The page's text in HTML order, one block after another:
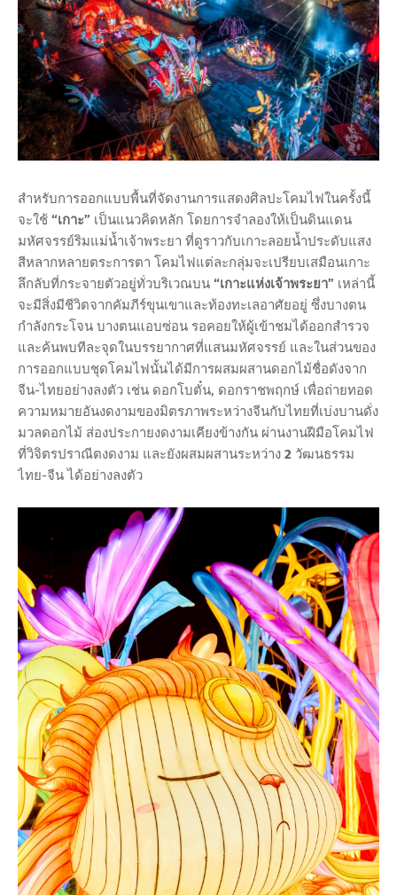
สำหรับการออกแบบพื้นที่จัดงานการแสดงศิลปะโคมไฟในครั้งนี้
จะใช้ “เกาะ” เป็นแนวคิดหลัก โดยการจำลองให้เป็นดินแดน
มหัศจรรย์ริมแม่น้ำเจ้าพระยา ที่ดูราวกับเกาะลอยน้ำประดับแสง
สีหลากหลายตระการตา โคมไฟแต่ละกลุ่มจะเปรียบเสมือนเกาะ
ลึกลับที่กระจายตัวอยู่ทั่วบริเวณบน “เกาะแห่งเจ้าพระยา” เหล่านี้
จะมีสิ่งมีชีวิตจากคัมภีร์ขุนเขาและท้องทะเลอาศัยอยู่ ซึ่งบางตน
กำลังกระโจน บางตนแอบซ่อน รอคอยให้ผู้เข้าชมได้ออกสำรวจ
และค้นพบทีละจุดในบรรยากาศที่แสนมหัศจรรย์ และในส่วนของ
การออกแบบชุดโคมไฟนั้นได้มีการผสมผสานดอกไม้ชื่อดังจาก
จีน-ไทยอย่างลงตัว เช่น ดอกโบตั๋น, ดอกราชพฤกษ์ เพื่อถ่ายทอด
ความหมายอันงดงามของมิตรภาพระหว่างจีนกับไทยที่เบ่งบานดั่ง
มวลดอกไม้ ส่องประกายงดงามเคียงข้างกัน ผ่านงานฝีมือโคมไฟ
ที่วิจิตรปราณีตงดงาม และยังผสมผสานระหว่าง 2 วัฒนธรรม
ไทย-จีน ได้อย่างลงตัว